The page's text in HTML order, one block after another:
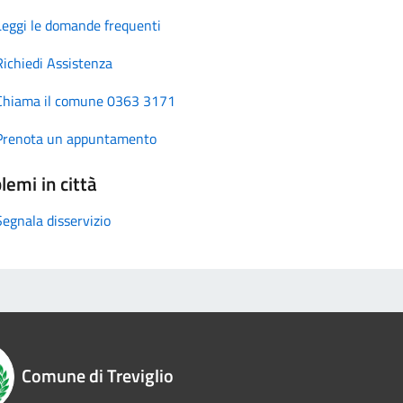
le domande frequenti
Assistenza
il comune 0363 3171
un appuntamento
in città
disservizio
Comune di Treviglio